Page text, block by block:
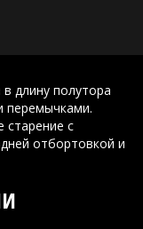
длину полутора
перемычками.
старение с
отбортовкой и